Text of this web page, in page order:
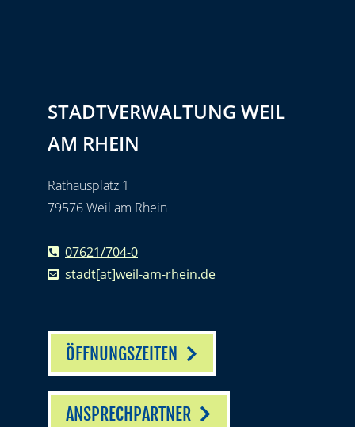
STADTVERWALTUNG WEIL
AM RHEIN
Rathausplatz 1
79576 Weil am Rhein
07621/704-0
stadt[at]weil-am-rhein.de
ÖFFNUNGSZEITEN
ANSPRECHPARTNER